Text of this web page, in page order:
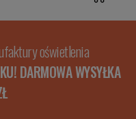
oświetlenia
DARMOWA WYSYŁKA